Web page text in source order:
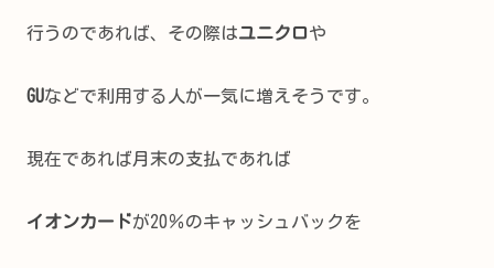
行うのであれば、その際はユニクロや
GUなどで利用する人が一気に増えそうです。
現在であれば月末の支払であれば
イオンカードが20％のキャッシュバックを